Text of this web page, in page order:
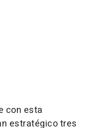
con esta
estratégico tres